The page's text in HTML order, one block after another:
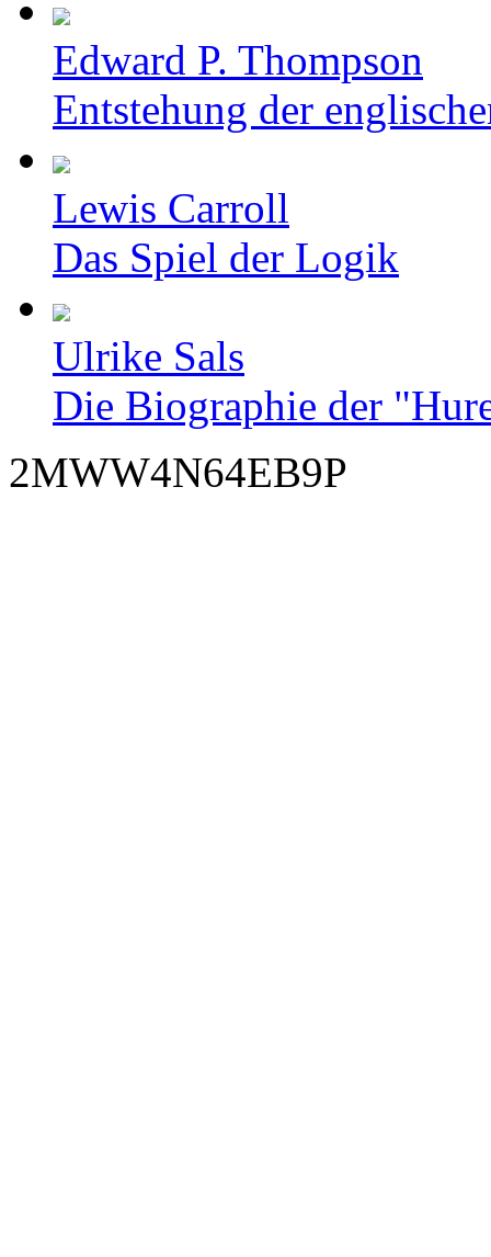
Edward P. Thompson
Entstehung der
Lewis Carroll
Das Spiel der Logik
Ulrike Sals
Die Biographie der
2MWW4N64EB9P